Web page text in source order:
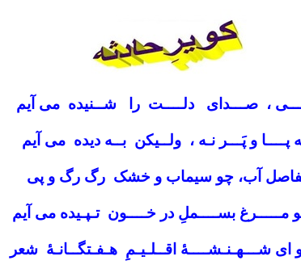
، صـــدای دلــــت را شــنیده می آیم
پــــا و پَـــر نـه ، ولــیکن بــه دیده می آیم
آب، چو سیماب و خشک رگ رگ و پی
مـــــرغ بســــملِ در خــــون تـپـیده می آیم
ای شـــهـنـشــــۀ اقــلـیـمِ هـفـتگــانـۀ شعر